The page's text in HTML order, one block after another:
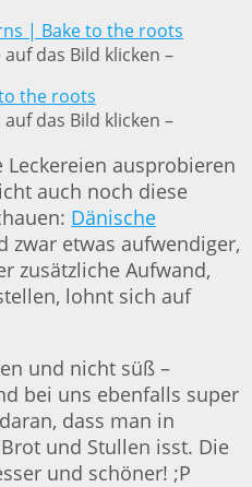
das Bild klicken –
das Bild klicken –
ausprobieren
auch noch diese
Dänische
zwar etwas aufwendiger,
zusätzliche Aufwand,
lohnt sich auf
und nicht süß –
bei uns ebenfalls super
dass man in
und Stullen isst. Die
und schöner! ;P